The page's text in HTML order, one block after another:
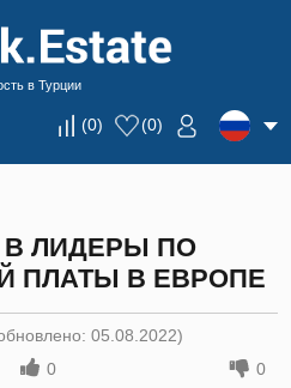
в Турции
(0) (0)
В ЛИДЕРЫ ПО
ПЛАТЫ В ЕВРОПЕ
05.08.2022)
0 0